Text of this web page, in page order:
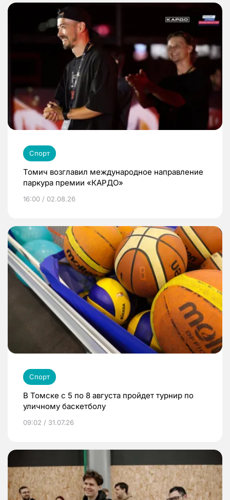
Спорт
Томич возглавил международное направление
паркура премии «КАРДО»
16:00 / 02.08.26
Спорт
В Томске с 5 по 8 августа пройдет турнир по
уличному баскетболу
09:02 / 31.07.26